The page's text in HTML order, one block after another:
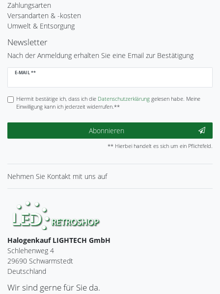
Zahlungsarten
Versandarten & -kosten
Umwelt & Entsorgung
Newsletter
Nach der Anmeldung erhalten Sie eine Email zur Bestätigung
E-MAIL **
Newsletter
Hiermit bestätige ich, dass ich die Daten­schutz­erklärunggelesen habe. Meine
Einwilligung kann ich jederzeit widerrufen.**
Abonnieren
** Hierbei handelt es sich um ein Pflichtfeld.
Nehmen Sie Kontakt mit uns auf
Halogenkauf LIGHTECH GmbH
Schlehenweg 4
29690 Schwarmstedt
Deutschland
Wir sind gerne für Sie da.